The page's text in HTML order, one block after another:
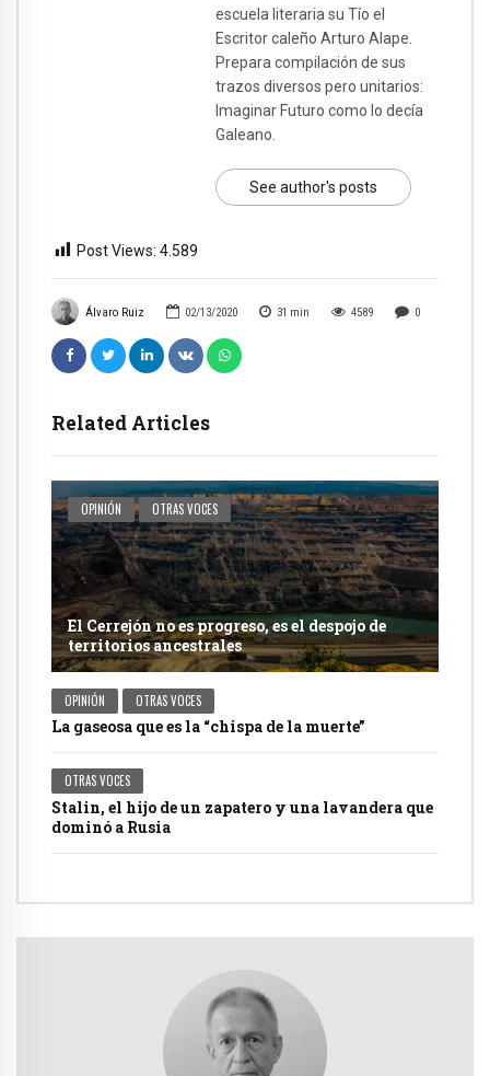
Álvaro Ruiz 02/13/2020 31 min 4589 0
Related Articles
OPINIÓN OTRAS VOCES
El Cerrejón no es progreso, es el despojo de
territorios ancestrales
OPINIÓN OTRAS VOCES
La gaseosa que es la “chispa de la muerte”
OTRAS VOCES
Stalin, el hijo de un zapatero y una lavandera que
dominó a Rusia
escuela literaria su Tío el
Escritor caleño Arturo Alape.
Prepara compilación de sus
trazos diversos pero unitarios:
Imaginar Futuro como lo decía
Galeano.
See author's posts
Post Views: 4.589